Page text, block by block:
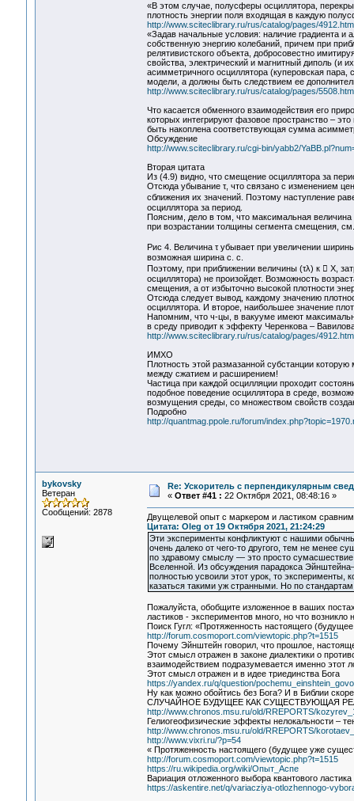
«В этом случае, полусферы осциллятора,
плотность энергии поля входящая в каждую
http://www.sciteclibrary.ru/rus/catalog/pages/
«Задав начальные условия: наличие градиента и
собственную энергию колебаний, причем при
релятивистского объекта, добросовестно
свойства, электрический и магнитный диполь (и
асимметричного осциллятора (куперовская пара,
модели, а должны быть следствием ее
http://www.sciteclibrary.ru/rus/catalog/pages/
Что касается обменного взаимодействия его
которых интегрируют фазовое пространство –
быть накоплена соответствующая сумма
Обсуждение
http://www.sciteclibrary.ru/cgi-bin/yabb2/
Вторая цитата
Из (4.9) видно, что смещение осциллятора за
Отсюда убывание τ, что связано с изменением
сближения их значений. Поэтому наступление
осциллятора за период.
Поясним, дело в том, что максимальная
при возрастании толщины сегмента смещения,
Рис 4. Величина τ убывает при увеличении
возможная ширина с. с.
Поэтому, при приближении величины (τλ) к  X,
осциллятора) не произойдет. Возможность
смещения, а от избыточно высокой плотности
Отсюда следует вывод, каждому значению
осциллятора. И второе, наибольшее значение
Напомним, что ч-цы, в вакууме имеют
в среду приводит к эффекту Черенкова –
http://www.sciteclibrary.ru/rus/catalog/pages/
ИМХО
Плотность этой размазанной субстанции
между сжатием и расширением!
Частица при каждой осцилляции проходит
подобное поведение осциллятора в среде,
возмущения среды, со множеством свойств
Подробно
http://quantmag.ppole.ru/forum/
bykovsky
Ветеран
Сообщений: 2878
Re: Ускоритель с перпендикулярным
« Ответ #41 : 22 Октября 2021, 08:48:16 »
Двущелевой опыт с маркером и ластиком
Цитата: Oleg от 19 Октября 2021, 21:24:29
Эти эксперименты конфликтуют с нашими
очень далеко от чего-то другого, тем не менее
по здравому смыслу — это просто
Вселенной. Из обсуждения парадокса
полностью усвоили этот урок, то эксперименты,
казаться такими уж странными. Но по
Пожалуйста, обобщите изложенное в ваших
ластиков - экспериментов много, но что
Поиск Гугл: «Протяженность настоящего
http://forum.cosmoport.com/viewtopic.php?t=1515
Почему Эйнштейн говорил, что прошлое,
Этот смысл отражен в законе диалектики о
взаимодействием подразумевается именно этот
Этот смысл отражен и в идее триединства Бога
https://yandex.ru/q/question/
Ну как можно обойтись без Бога? И в Библии
СЛУЧАЙНОЕ БУДУЩЕЕ КАК СУЩЕСТВУЮЩАЯ
http://www.chronos.msu.ru/old/RREPORTS/
Гелиогеофизические эффекты нелокальности –
http://www.chronos.msu.ru/old/RREPORTS/
http://www.vixri.ru/?p=54
« Протяженность настоящего (будущее уже
http://forum.cosmoport.com/viewtopic.php?t=1515
https://ru.wikipedia.org/wiki/Опыт_Аспе
Вариация отложенного выбора квантового ластика
https://askentire.net/q/variacziya-otlozhennogo-